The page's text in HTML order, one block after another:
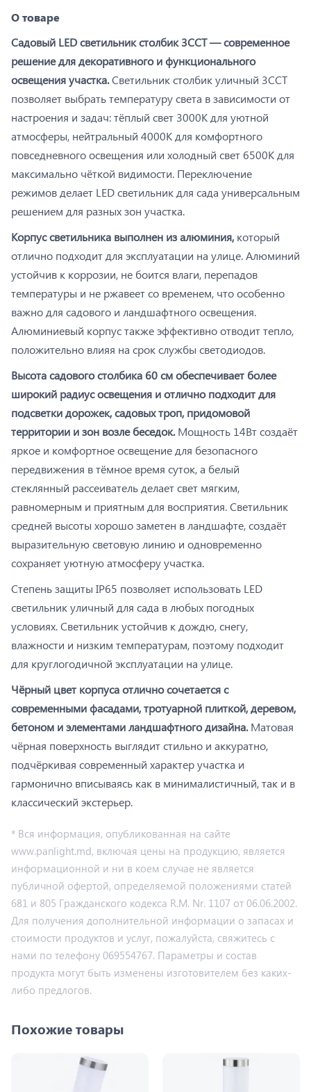
О товаре
Садовый LED светильник столбик 3CCT — современное
решение для декоративного и функционального
освещения участка.Светильник столбик уличный 3CCT
позволяет выбрать температуру света в зависимости от
настроения и задач: тёплый свет 3000К для уютной
атмосферы, нейтральный 4000К для комфортного
повседневного освещения или холодный свет 6500К для
максимально чёткой видимости. Переключение
режимов делает LED светильник для сада универсальным
решением для разных зон участка.
Корпус светильника выполнен из алюминия, который
отлично подходит для эксплуатации на улице. Алюминий
устойчив к коррозии, не боится влаги, перепадов
температуры и не ржавеет со временем, что особенно
важно для садового и ландшафтного освещения.
Алюминиевый корпус также эффективно отводит тепло,
положительно влияя на срок службы светодиодов.
Высота садового столбика 60 см обеспечивает более
широкий радиус освещения и отлично подходит для
подсветки дорожек, садовых троп, придомовой
территории и зон возле беседок.Мощность 14Вт создаёт
яркое и комфортное освещение для безопасного
передвижения в тёмное время суток, а белый
стеклянный рассеиватель делает свет мягким,
равномерным и приятным для восприятия. Светильник
средней высоты хорошо заметен в ландшафте, создаёт
выразительную световую линию и одновременно
сохраняет уютную атмосферу участка.
Степень защиты IP65 позволяет использовать LED
светильник уличный для сада в любых погодных
условиях. Светильник устойчив к дождю, снегу,
влажности и низким температурам, поэтому подходит
для круглогодичной эксплуатации на улице.
Чёрный цвет корпуса отлично сочетается с
современными фасадами, тротуарной плиткой, деревом,
бетоном и элементами ландшафтного дизайна.Матовая
чёрная поверхность выглядит стильно и аккуратно,
подчёркивая современный характер участка и
гармонично вписываясь как в минималистичный, так и в
классический экстерьер.
* Вся информация, опубликованная на сайте
www.panlight.md, включая цены на продукцию, является
информационной и ни в коем случае не является
публичной офертой, определяемой положениями статей
681 и 805 Гражданского кодекса R.M. Nr. 1107 от 06.06.2002.
Для получения дополнительной информации о запасах и
стоимости продуктов и услуг, пожалуйста, свяжитесь с
нами по телефону 069554767. Параметры и состав
продукта могут быть изменены изготовителем без каких-
либо предлогов.
Похожие товары